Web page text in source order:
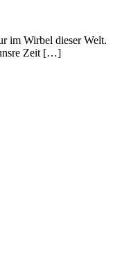
im Wirbel dieser Welt.
Zeit […]